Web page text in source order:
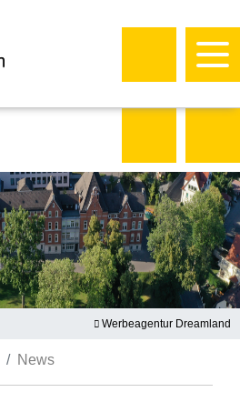
Werbeagentur Dreamland
News